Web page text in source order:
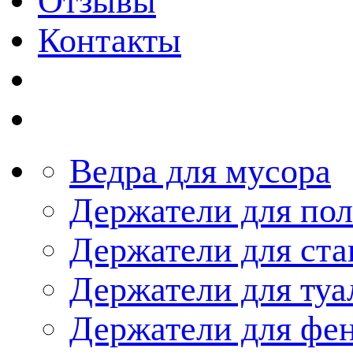
Контакты
Ведра для мусора
Держатели для
Держатели для
Держатели для
Держатели для